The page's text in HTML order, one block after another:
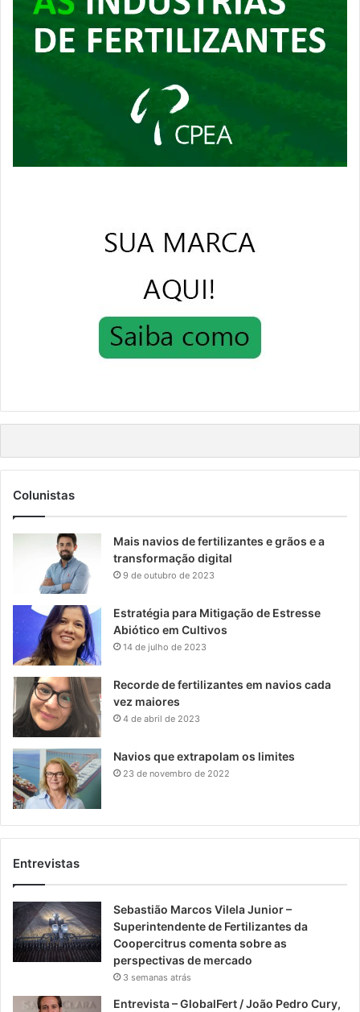
Colunistas
Mais navios de fertilizantes e grãos e a
transformação digital
9 de outubro de 2023
Estratégia para Mitigação de Estresse
Abiótico em Cultivos
14 de julho de 2023
Recorde de fertilizantes em navios cada
vez maiores
4 de abril de 2023
Navios que extrapolam os limites
23 de novembro de 2022
Entrevistas
Sebastião Marcos Vilela Junior –
Superintendente de Fertilizantes da
Coopercitrus comenta sobre as
perspectivas de mercado
3 semanas atrás
Entrevista – GlobalFert / João Pedro Cury,